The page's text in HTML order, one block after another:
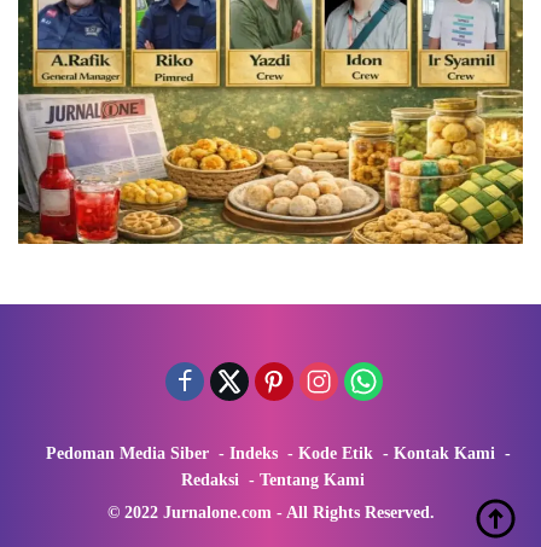
Pedoman Media Siber Indeks Kode Etik
Kontak Kami
Redaksi
Tentang Kami
© 2022 Jurnalone.com - All Rights Reserved.